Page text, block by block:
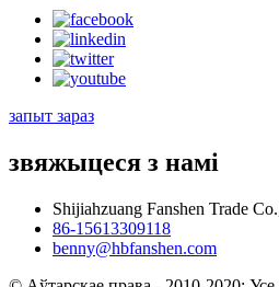
запыт зараз
звяжыцеся з намі
Shijiahzuang Fanshen Trade
86-15613309118
benny@hbfanshen.com